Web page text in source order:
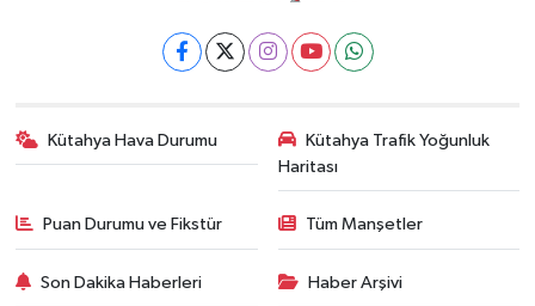
Kütahya Hava Durumu
Kütahya Trafik Yoğunluk
Haritası
Puan Durumu ve Fikstür Tüm Manşetler
Son Dakika Haberleri Haber Arşivi